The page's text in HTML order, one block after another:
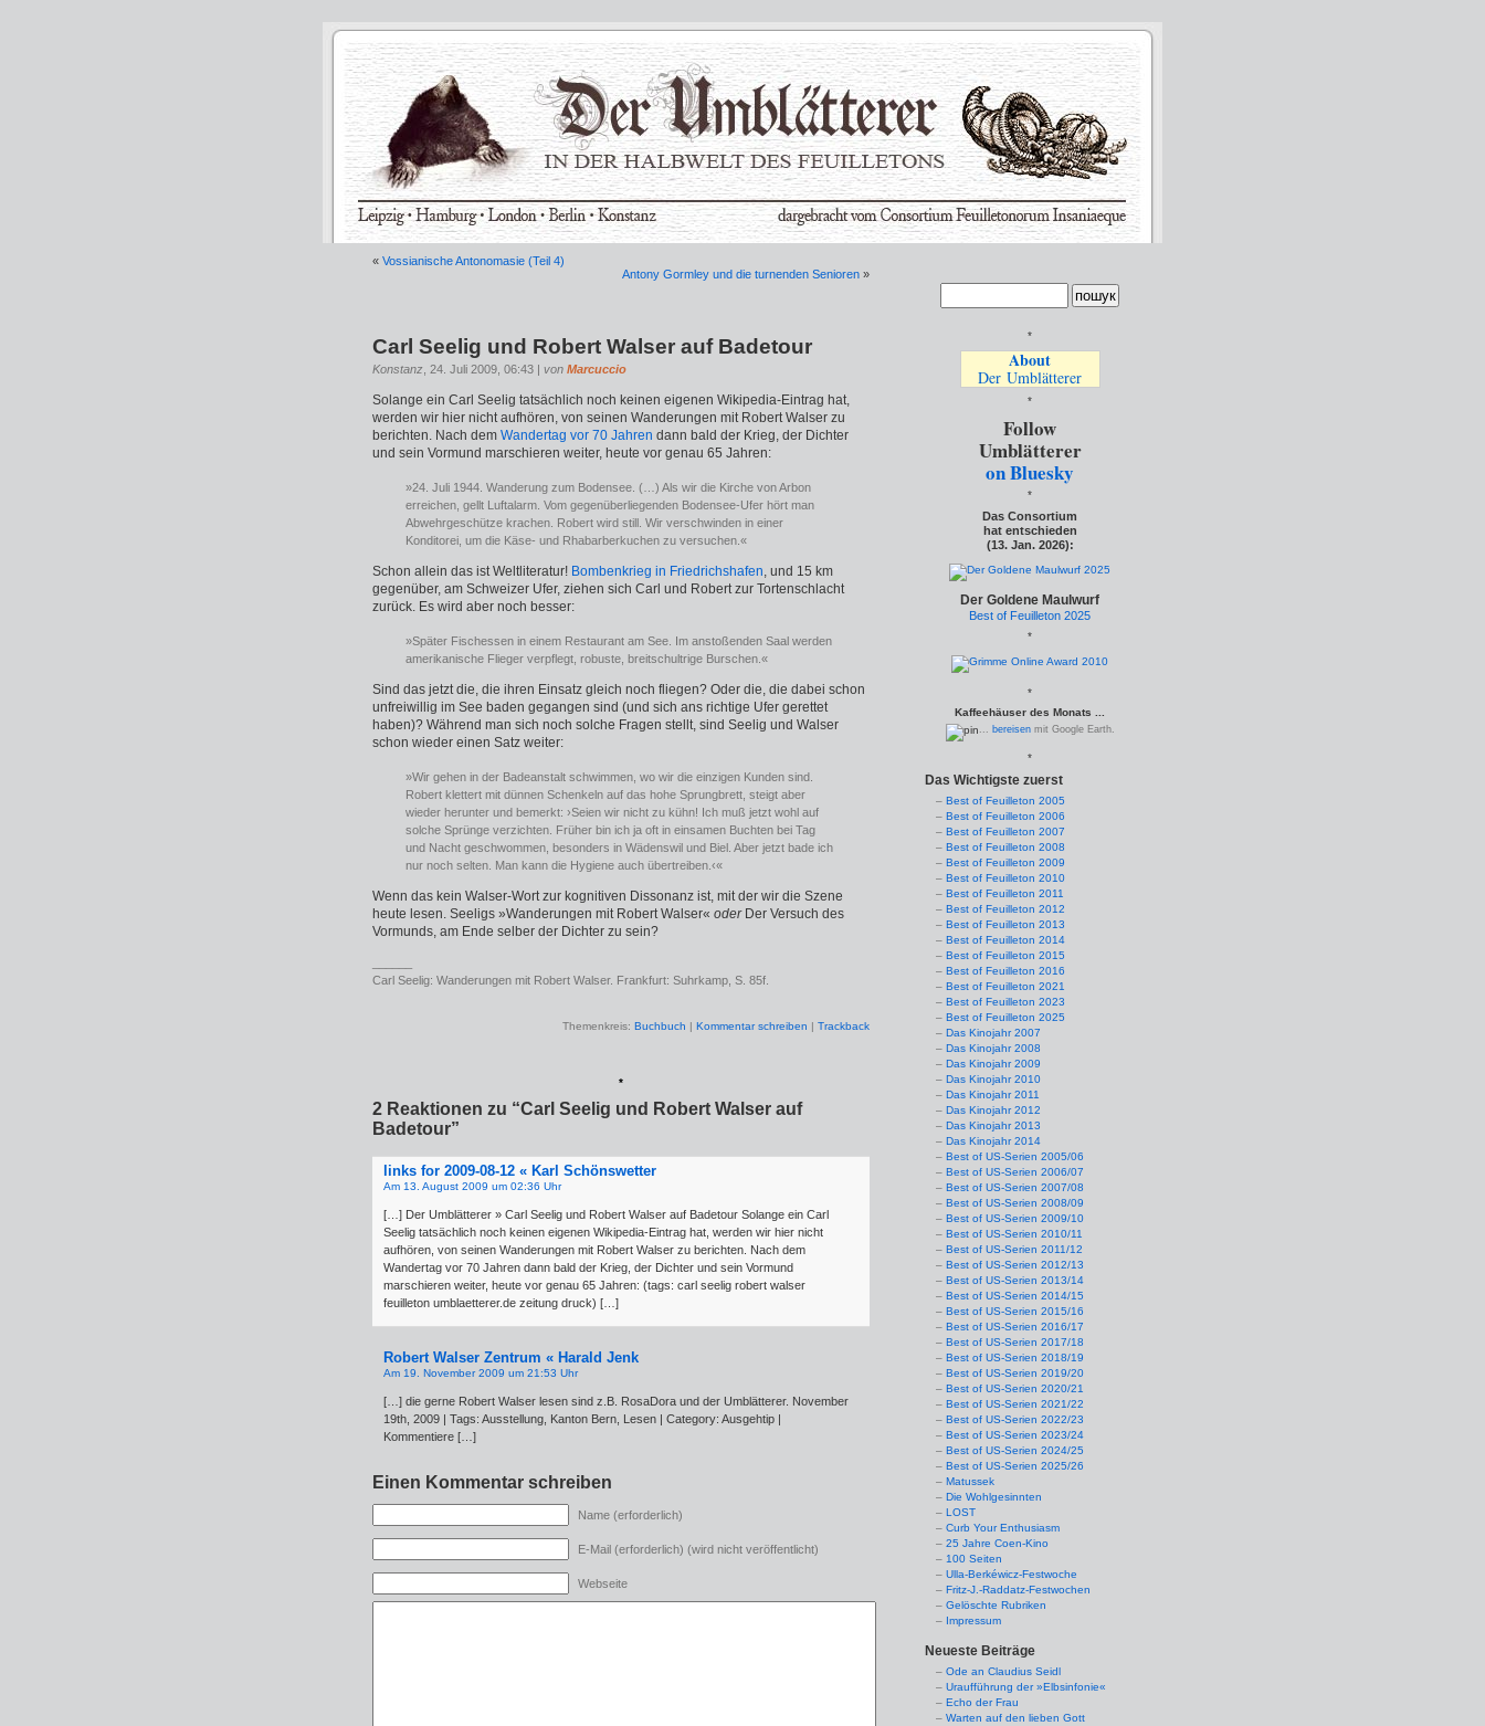
« Vossianische Antonomasie (Teil 4)
Antony Gormley und die turnenden Senioren »
Carl Seelig und Robert Walser auf Badetour
Konstanz , 24. Juli 2009, 06:43 | von Marcuccio
Solange ein Carl Seelig tatsächlich noch keinen eigenen Wikipedia-Eintrag hat,
werden wir hier nicht aufhören, von seinen Wanderungen mit Robert Walser zu
berichten. Nach dem Wandertag vor 70 Jahren dann bald der Krieg, der Dichter
und sein Vormund marschieren weiter, heute vor genau 65 Jahren:
»24. Juli 1944. Wanderung zum Bodensee. (…) Als wir die Kirche von Arbon
erreichen, gellt Luftalarm. Vom gegenüberliegenden Bodensee-Ufer hört man
Abwehrgeschütze krachen. Robert wird still. Wir verschwinden in einer
Konditorei, um die Käse- und Rhabarberkuchen zu versuchen.«
Schon allein das ist Weltliteratur! Bombenkrieg in Friedrichshafen, und 15 km
gegenüber, am Schweizer Ufer, ziehen sich Carl und Robert zur Tortenschlacht
zurück. Es wird aber noch besser:
»Später Fischessen in einem Restaurant am See. Im anstoßenden Saal werden
amerikanische Flieger verpflegt, robuste, breitschult­rige Burschen.«
Sind das jetzt die, die ihren Einsatz gleich noch fliegen? Oder die, die dabei schon
unfreiwillig im See baden gegangen sind (und sich ans richtige Ufer gerettet
haben)? Während man sich noch solche Fragen stellt, sind Seelig und Walser
schon wieder einen Satz weiter:
»Wir gehen in der Badeanstalt schwimmen, wo wir die einzigen Kunden sind.
Robert klettert mit dünnen Schenkeln auf das hohe Sprungbrett, steigt aber
wieder herunter und bemerkt: ›Seien wir nicht zu kühn! Ich muß jetzt wohl auf
solche Sprünge verzichten. Früher bin ich ja oft in einsamen Buchten bei Tag
und Nacht geschwommen, besonders in Wädenswil und Biel. Aber jetzt bade ich
nur noch selten. Man kann die Hygiene auch übertreiben.‹«
Wenn das kein Walser-Wort zur kognitiven Dissonanz ist, mit der wir die Szene
heute lesen. Seeligs »Wanderungen mit Robert Walser« oderDer Versuch des
Vormunds, am Ende selber der Dichter zu sein?
Carl Seelig: Wanderungen mit Robert Walser. Frankfurt: Suhrkamp, S. 85f.
Themenkreis: Buchbuch | Kommentar schreiben | Trackback
*
2 Reaktionen zu “Carl Seelig und Robert Walser auf
Badetour”
links for 2009-08-12 « Karl Schönswetter
Am 13. August 2009 um 02:36 Uhr
[…] Der Umblätterer » Carl Seelig und Robert Walser auf Badetour Solange ein Carl
Seelig tatsächlich noch keinen eigenen Wikipedia-Eintrag hat, werden wir hier nicht
aufhören, von seinen Wanderungen mit Robert Walser zu berichten. Nach dem
Wandertag vor 70 Jahren dann bald der Krieg, der Dichter und sein Vormund
marschieren weiter, heute vor genau 65 Jahren: (tags: carl seelig robert walser
feuilleton umblaetterer.de zeitung druck) […]
Robert Walser Zentrum « Harald Jenk
Am 19. November 2009 um 21:53 Uhr
[…] die gerne Robert Walser lesen sind z.B. RosaDora und der Umblätterer. November
19th, 2009 | Tags: Ausstellung, Kanton Bern, Lesen | Category: Ausgehtip |
Kommentiere […]
Einen Kommentar schreiben
Name (erforderlich)
E-Mail (erforderlich) (wird nicht veröffentlicht)
Webseite
*
About
Der Umblätterer
*
Follow
Umblätterer
on Bluesky
*
Das Consortium
hat entschieden
(13. Jan. 2026):
Der Goldene Maulwurf
Best of Feuilleton 2025
*
*
Kaffeehäuser des Monats ...
... bereisenmit Google Earth.
*
Das Wichtigste zuerst
Best of Feuilleton 2005
Best of Feuilleton 2006
Best of Feuilleton 2007
Best of Feuilleton 2008
Best of Feuilleton 2009
Best of Feuilleton 2010
Best of Feuilleton 2011
Best of Feuilleton 2012
Best of Feuilleton 2013
Best of Feuilleton 2014
Best of Feuilleton 2015
Best of Feuilleton 2016
Best of Feuilleton 2021
Best of Feuilleton 2023
Best of Feuilleton 2025
Das Kinojahr 2007
Das Kinojahr 2008
Das Kinojahr 2009
Das Kinojahr 2010
Das Kinojahr 2011
Das Kinojahr 2012
Das Kinojahr 2013
Das Kinojahr 2014
Best of US-Serien 2005/06
Best of US-Serien 2006/07
Best of US-Serien 2007/08
Best of US-Serien 2008/09
Best of US-Serien 2009/10
Best of US-Serien 2010/11
Best of US-Serien 2011/12
Best of US-Serien 2012/13
Best of US-Serien 2013/14
Best of US-Serien 2014/15
Best of US-Serien 2015/16
Best of US-Serien 2016/17
Best of US-Serien 2017/18
Best of US-Serien 2018/19
Best of US-Serien 2019/20
Best of US-Serien 2020/21
Best of US-Serien 2021/22
Best of US-Serien 2022/23
Best of US-Serien 2023/24
Best of US-Serien 2024/25
Best of US-Serien 2025/26
Matussek
Die Wohlgesinnten
LOST
Curb Your Enthusiasm
25 Jahre Coen-Kino
100 Seiten
Ulla-Berkéwicz-Festwoche
Fritz-J.-Raddatz-Festwochen
Gelöschte Rubriken
Impressum
Neueste Beiträge
Ode an Claudius Seidl
Uraufführung der »Elbsinfonie«
Echo der Frau
Warten auf den lieben Gott